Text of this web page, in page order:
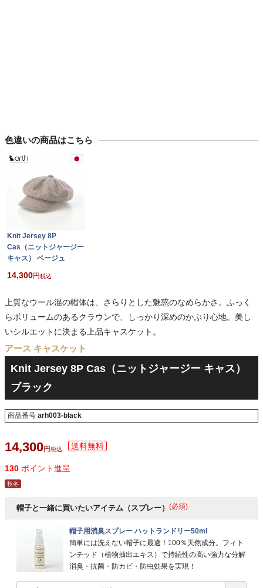
色違いの商品はこちら
Knit Jersey 8P
Cas（ニットジャージー
キャス） ベージュ
14,300 税込
上質なウール混の帽体は、さらりとした魅惑のなめらかさ。ふっく
らボリュームのあるクラウンで、しっかり深めのかぶり心地。美し
いシルエットに決まる上品キャスケット。
アース キャスケット
Knit Jersey 8P Cas（ニットジャージー キャス）
ブラック
商品番号 arh003-black
14,300 税込
130 ポイント進呈
秋冬
帽子と一緒に買いたいアイテム（スプレー） (必須)
帽子用消臭スプレー ハットランドリー50ml
簡単には洗えない帽子に最適！100％天然成分。フィト
ンチッド（植物抽出エキス）で持続性の高い強力な分解
消臭・抗菌・防カビ・防虫効果を実現！